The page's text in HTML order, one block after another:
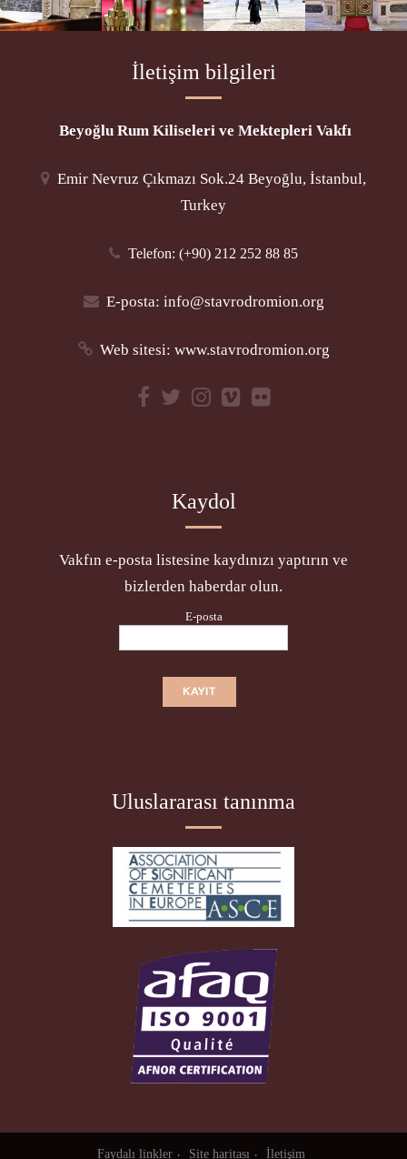
İletişim bilgileri
Beyoğlu Rum Kiliseleri ve Mektepleri Vakfı
Emir Nevruz Çıkmazı Sok.24 Beyoğlu, İstanbul,
Turkey
Telefon: (+90) 212 252 88 85
E-posta: info@stavrodromion.org
Web sitesi: www.stavrodromion.org
Kaydol
Vakfın e-posta listesine kaydınızı yaptırın ve
bizlerden haberdar olun.
E-posta
Uluslararası tanınma
Faydalı linkler Site haritası İletişim